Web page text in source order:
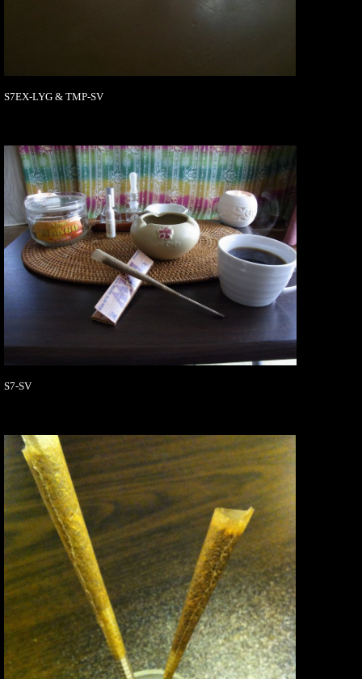
S7EX-LYG & TMP-SV
S7-SV